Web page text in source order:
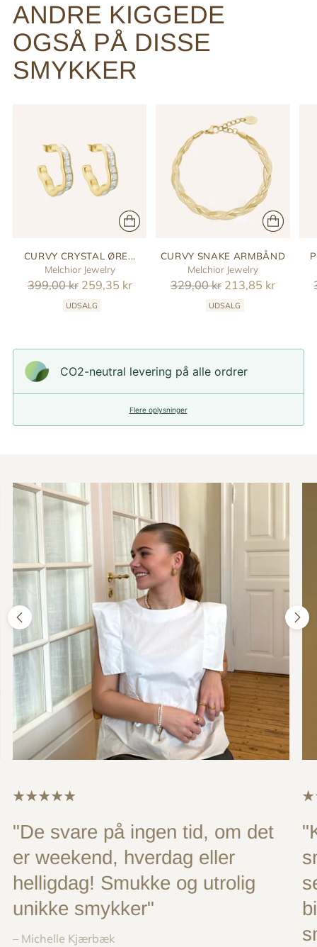
ANDRE KIGGEDE
OGSÅ PÅ DISSE
SMYKKER
CURVY CRYSTAL ØRE...
Melchior Jewelry
Reguler
399,00 kr 259,35 kr
UDSALG
CURVY SNAKE ARMBÅND
Melchior Jewelry
Reguler
329,00 kr 213,85 kr
UDSALG
CO2-neutral levering på alle ordrer
Flere oplysninger
"De svare på ingen tid, om det
er weekend, hverdag eller
helligdag! Smukke og utrolig
unikke smykker"
– Michelle Kjærbæk